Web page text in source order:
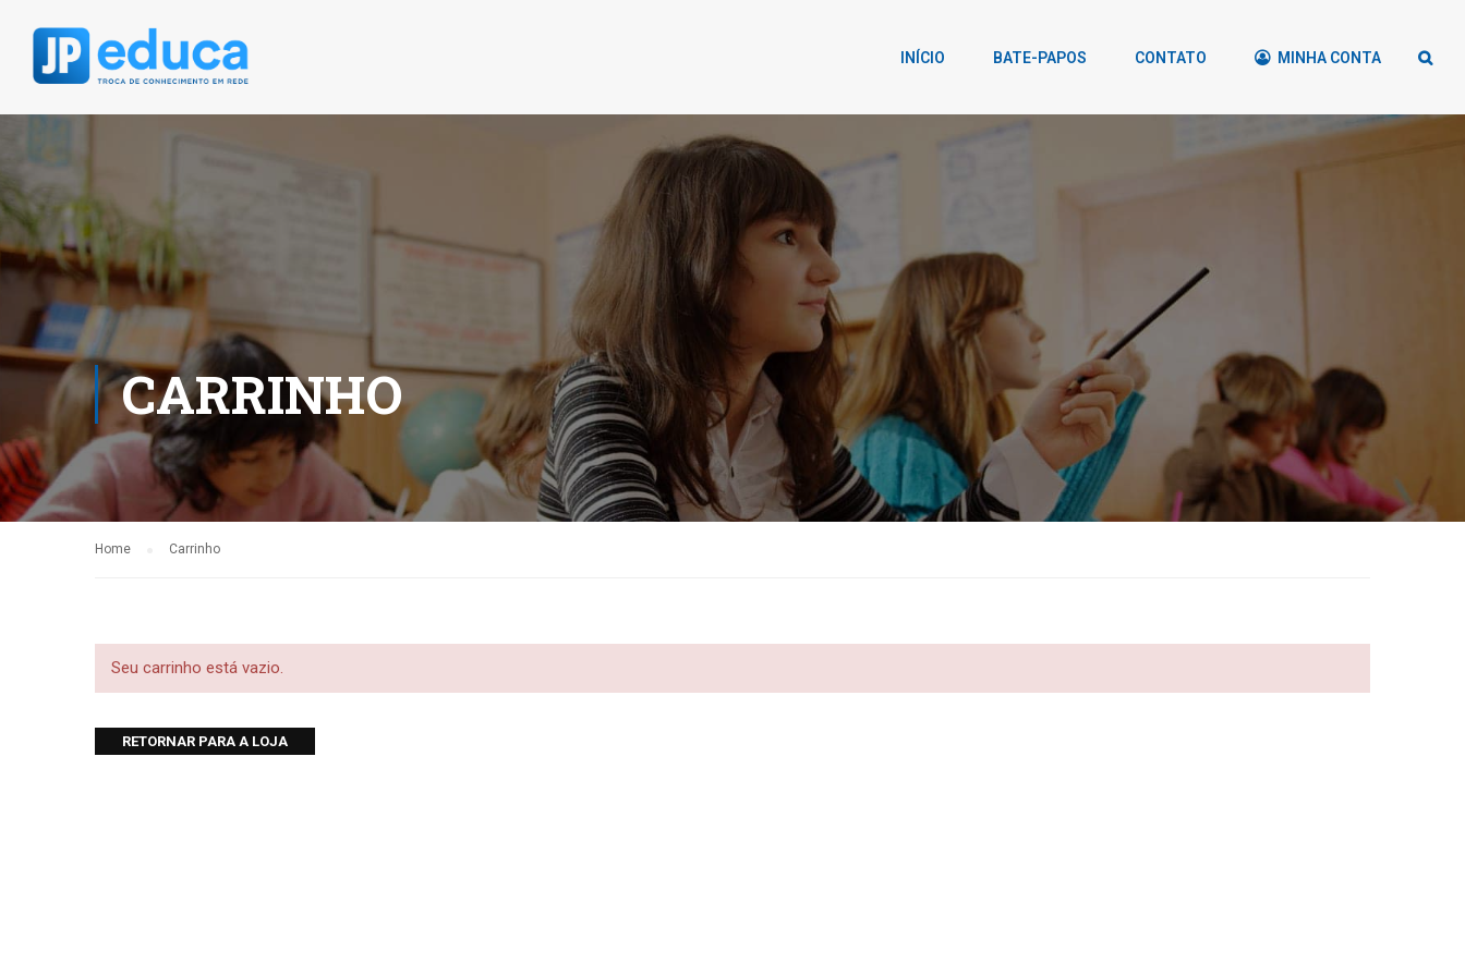
INÍCIO BATE-PAPOS CONTATO MINHA CONTA
CARRINHO
Home Carrinho
Seu carrinho está vazio.
RETORNAR PARA A LOJA